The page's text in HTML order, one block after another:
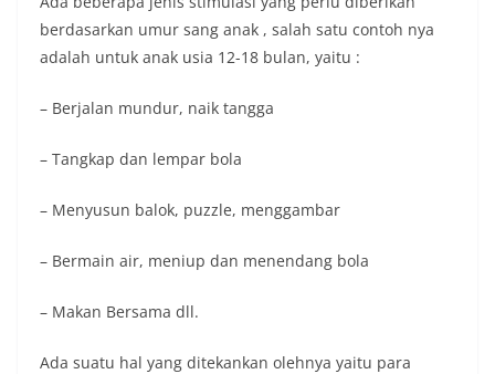
berdasarkan umur sang anak , salah satu contoh nya
adalah untuk anak usia 12-18 bulan, yaitu :
– Berjalan mundur, naik tangga
– Tangkap dan lempar bola
– Menyusun balok, puzzle, menggambar
– Bermain air, meniup dan menendang bola
– Makan Bersama dll.
Ada suatu hal yang ditekankan olehnya yaitu para